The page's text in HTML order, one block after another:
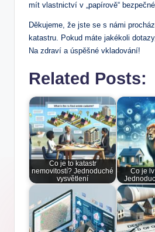
mít vlastnictví v ⁢„papírově“
Děkujeme,‍ že jste se s ⁤námi
katastru. Pokud ‌máte‍ jakékoli
Na zdraví a ‍úspěšné vkladování!
Related Posts:
Co je to katastr
nemovitostí? Jednoduché
vysvětlení
Co je